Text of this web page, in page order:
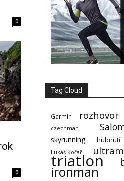
0
0
Tag Cloud
Garmin rozhovor
czechman
skyrunning hubnutí
Lukáš Kočař
triatlon
ironman